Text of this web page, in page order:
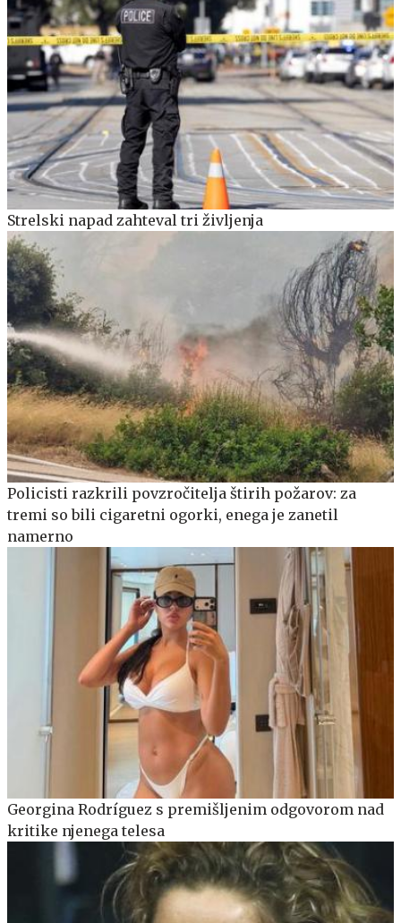
Strelski napad zahteval tri življenja
Policisti razkrili povzročitelja štirih požarov: za
tremi so bili cigaretni ogorki, enega je zanetil
namerno
Georgina Rodríguez s premišljenim odgovorom nad
kritike njenega telesa